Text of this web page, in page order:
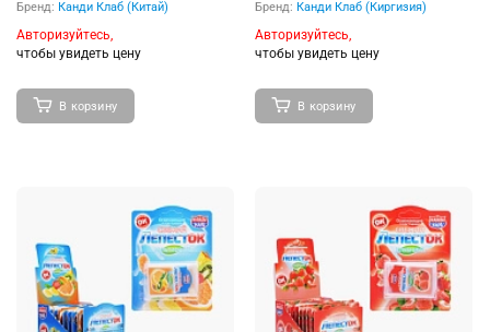
Бренд: Канди Клаб (Китай)
Авторизуйтесь,
чтобы увидеть цену
В корзину
Бренд: Канди Клаб (Киргизия)
Авторизуйтесь,
чтобы увидеть цену
В корзину